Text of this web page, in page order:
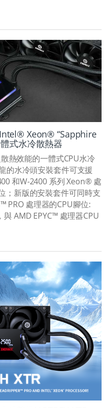
Xeon® “Sapphire
式水冷散熱器
熱效能的一體式CPU水冷
的水冷頭安裝套件可支援
和W-2400 系列 Xeon® 處
；新版的安裝套件可同時支
PRO 處理器的CPU腳位:
與 AMD EPYC™ 處理器CPU